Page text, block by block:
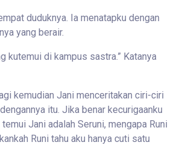
duduknya. Ia menatapku dengan
yang berair.
kutemui di kampus sastra.” Katanya
kemudian Jani menceritakan ciri-ciri
itu. Jika benar kecurigaanku
Jani adalah Seruni, mengapa Runi
Runi tahu aku hanya cuti satu